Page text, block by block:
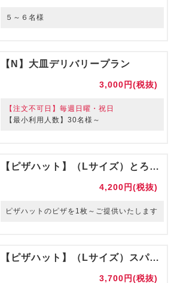
５～６名様
【N】大皿デリバリープラン
3,000円(税抜)
【注文不可日】毎週日曜・祝日
【最小利用人数】30名様～
【ピザハット】（Lサイズ）とろける４種チーズのフォルマッジ
4,200円(税抜)
ピザハットのピザを1枚～ご提供いたします
【ピザハット】（Lサイズ）スパイシー辛ペーニョ 【販売期間～4月末】
3,700円(税抜)